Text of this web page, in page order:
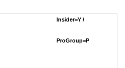
Insider=Y /
ProGroup=P